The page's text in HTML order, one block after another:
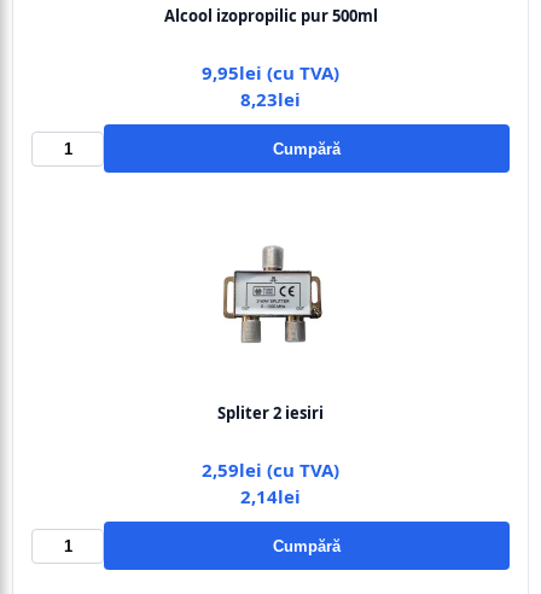
Alcool izopropilic pur 500ml
9,95lei (cu TVA)
8,23lei
Cumpără
Spliter 2 iesiri
2,59lei (cu TVA)
2,14lei
Cumpără